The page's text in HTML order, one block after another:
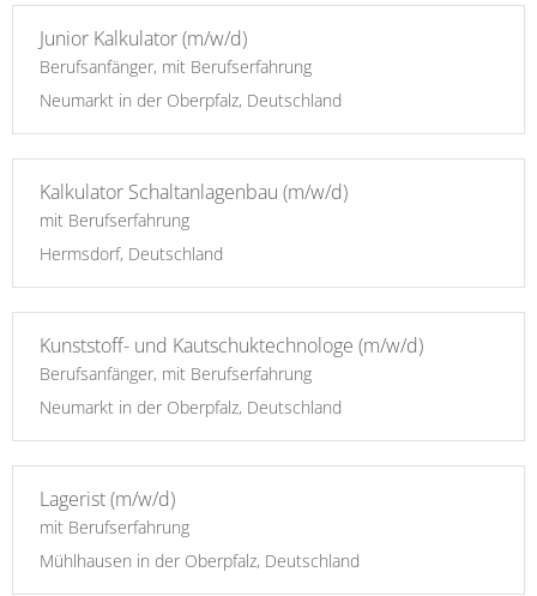
Junior Kalkulator (m/w/d)
Berufsanfänger, mit Berufserfahrung
Neumarkt in der Oberpfalz, Deutschland
Kalkulator Schaltanlagenbau (m/w/d)
mit Berufserfahrung
Hermsdorf, Deutschland
Kunststoff- und Kautschuktechnologe (m/w/d)
Berufsanfänger, mit Berufserfahrung
Neumarkt in der Oberpfalz, Deutschland
Lagerist (m/w/d)
mit Berufserfahrung
Mühlhausen in der Oberpfalz, Deutschland